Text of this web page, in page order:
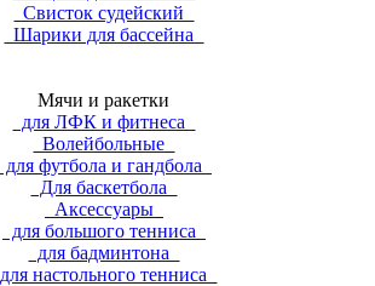
Свисток судейский
Шарики для бассейна
Мячи и ракетки
для ЛФК и фитнеса
Волейбольные
для футбола и гандбола
Для баскетбола
Аксессуары
для большого тенниса
для бадминтона
для настольного тенниса